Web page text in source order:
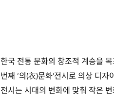
한국 전통 문화의 창조적 계승을
번째 ‘의(衣)문화’전시로 의상 디
전시는 시대의 변화에 맞춰 작은